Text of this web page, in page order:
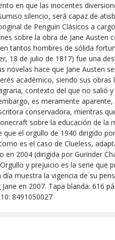
en que las inocentes
silencio, será capaz de
de Penguin Clásicos a
sobre la obra de Jane
tantos hombres de sólida
18 de julio de 1817) fue una
hace que Jane Austen
académico, siendo sus
contexto del que no
es meramente
conservadora, mientras
sobre la educación de la
el orgullo de 1940 dirigido
es el caso de Clueless,
2004 (dirigida por Gurinder
y prejuicio es la serie que
muestra la vigencia de su
en 2007. Tapa blanda: 616
8491050027